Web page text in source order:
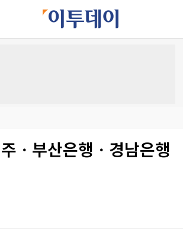
ㆍ부산은행ㆍ경남은행